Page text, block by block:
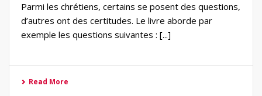
Parmi les chrétiens, certains se posent des questions,
d’autres ont des certitudes. Le livre aborde par
exemple les questions suivantes : [...]
Read More